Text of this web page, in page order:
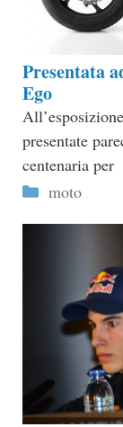
Presentata
Ego
presentate
centenaria per
Categorie
moto